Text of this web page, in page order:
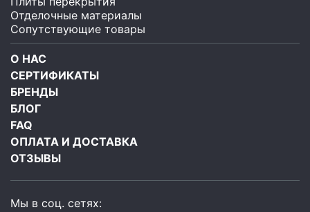
Отделочные материалы
Сопутствующие товары
О НАС
СЕРТИФИКАТЫ
БРЕНДЫ
БЛОГ
FAQ
ОПЛАТА И ДОСТАВКА
ОТЗЫВЫ
Мы в соц. сетях: